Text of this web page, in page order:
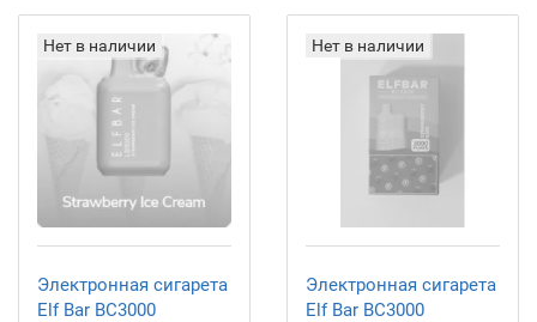
Нет в наличии
Электронная сигарета
Elf Bar BC3000
Нет в наличии
Электронная сигарета
Elf Bar BC3000